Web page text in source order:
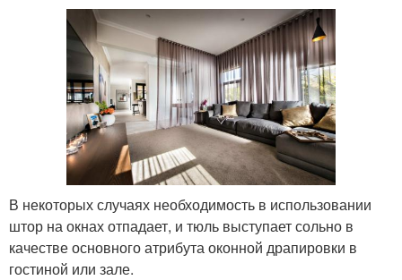
В некоторых случаях необходимость в использовании
штор на окнах отпадает, и тюль выступает сольно в
качестве основного атрибута оконной драпировки в
гостиной или зале.